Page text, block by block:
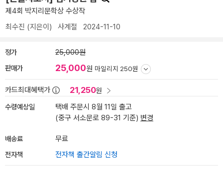
제4회 박지리문학상 수상작
최수진 (지은이) 사계절 2024-11-10
정가 25,000원
판매가 25,000원 마일리지 250원
카드최대혜택가 21,250원
수령예상일
택배 주문시 8월 11일 출고
(중구 서소문로 89-31 기준) 변경
배송료 무료
전자책 전자책 출간알림 신청